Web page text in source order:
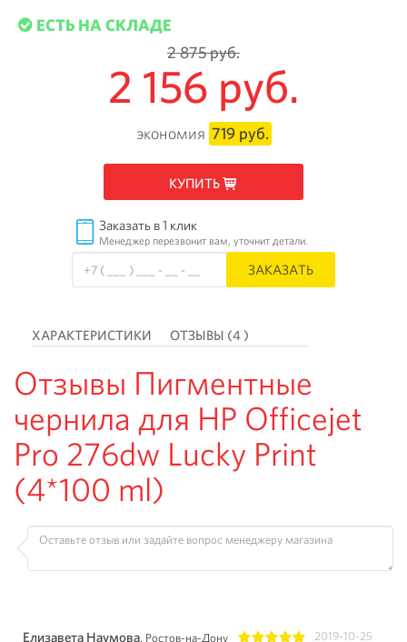
ЕСТЬ НА СКЛАДЕ
2 875 руб.
2 156 руб.
экономия 719 руб.
КУПИТЬ
Заказать в 1 клик
Менеджер перезвонит вам, уточнит детали.
ЗАКАЗАТЬ
ХАРАКТЕРИСТИКИ ОТЗЫВЫ (4 )
Отзывы Пигментные
чернила для HP Officejet
Pro 276dw Lucky Print
(4*100 ml)
Елизавета Наумова, Ростов-на-Дону 2019-10-25